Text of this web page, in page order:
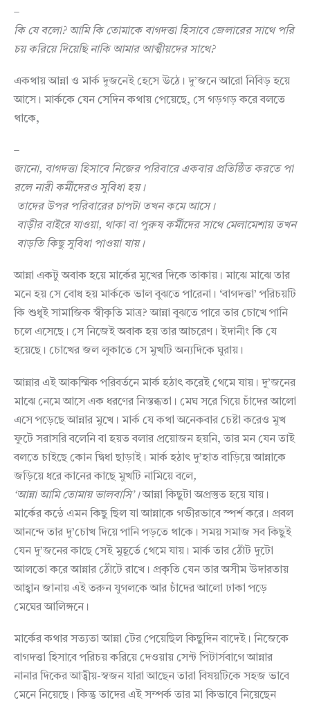
–
কি যে বলো? আমি কি তোমাকে বাগদত্তা হিসাবে জেলারের সাথে পরি
চয় করিয়ে দিয়েছি নাকি আমার আত্মীয়দের সাথে?
একথায় আন্না ও মার্ক দুজনেই হেসে উঠে। দু’জনে আরো নিবিড় হয়ে
আসে। মার্ককে যেন সেদিন কথায় পেয়েছে, সে গড়গড় করে বলতে
থাকে,
–
জানো, বাগদত্তা হিসাবে নিজের পরিবারে একবার প্রতিষ্ঠিত করতে পা
রলে নারী কর্মীদেরও সুবিধা হয়।
তাদের উপর পরিবারের চাপটা তখন কমে আসে।
বাড়ীর বাইরে যাওয়া, থাকা বা পুরুষ কর্মীদের সাথে মেলামেশায় তখন
বাড়তি কিছু সুবিধা পাওয়া যায়।
আন্না একটু অবাক হয়ে মার্কের মুখের দিকে তাকায়। মাঝে মাঝে তার
মনে হয় সে বোধ হয় মার্ককে ভাল বুঝতে পারেনা। ‘বাগদত্তা’ পরিচয়টি
কি শুধুই সামাজিক স্বীকৃতি মাত্র? আন্না বুঝতে পারে তার চোখে পানি
চলে এসেছে। সে নিজেই অবাক হয় তার আচরেণ। ইদানীং কি যে
হয়েছে। চোখের জল লুকাতে সে মুখটি অন্যদিকে ঘুরায়।
আন্নার এই আকস্মিক পরিবর্তনে মার্ক হঠাৎ করেই থেমে যায়। দু’জনের
মাঝে নেমে আসে এক ধরণের নিস্তব্ধতা। মেঘ সরে গিয়ে চাঁদের আলো
এসে পড়েছে আন্নার মুখে। মার্ক যে কথা অনেকবার চেষ্টা করেও মুখ
ফুটে সরাসরি বলেনি বা হয়ত বলার প্রয়োজন হয়নি, তার মন যেন তাই
বলতে চাইছে কোন দ্বিধা ছাড়াই। মার্ক হঠাৎ দু’হাত বাড়িয়ে আন্নাকে
জড়িয়ে ধরে কানের কাছে মুখটি নামিয়ে বলে,
‘আন্না আমি তোমায় ভালবাসি’।আন্না কিছুটা অপ্রস্তুত হয়ে যায়।
মার্কের কন্ঠে এমন কিছু ছিল যা আন্নাকে গভীরভাবে স্পর্শ করে। প্রবল
আনন্দে তার দু’চোখ দিয়ে পানি পড়তে থাকে। সময় সমাজ সব কিছুই
যেন দু’জনের কাছে সেই মুহূর্তে থেমে যায়। মার্ক তার ঠোঁট দুটো
আলতো করে আন্নার ঠোঁটে রাখে। প্রকৃতি যেন তার অসীম উদারতায়
আহ্বান জানায় এই তরুন যুগলকে আর চাঁদের আলো ঢাকা পড়ে
মেঘের আলিঙ্গনে।
মার্কের কথার সত্যতা আন্না টের পেয়েছিল কিছুদিন বাদেই। নিজেকে
বাগদত্তা হিসাবে পরিচয় করিয়ে দেওয়ায় সেন্ট পিটার্সবাগে আন্নার
নানার দিকের আত্বীয়-স্বজন যারা আছেন তারা বিষয়টিকে সহজ ভাবে
মেনে নিয়েছে। কিন্তু তাদের এই সম্পর্ক তার মা কিভাবে নিয়েছেন